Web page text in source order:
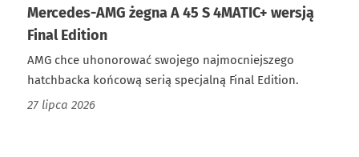
Mercedes-AMG żegna A 45 S 4MATIC+ wersją
Final Edition
AMG chce uhonorować swojego najmocniejszego
hatchbacka końcową serią specjalną Final Edition.
27 lipca 2026